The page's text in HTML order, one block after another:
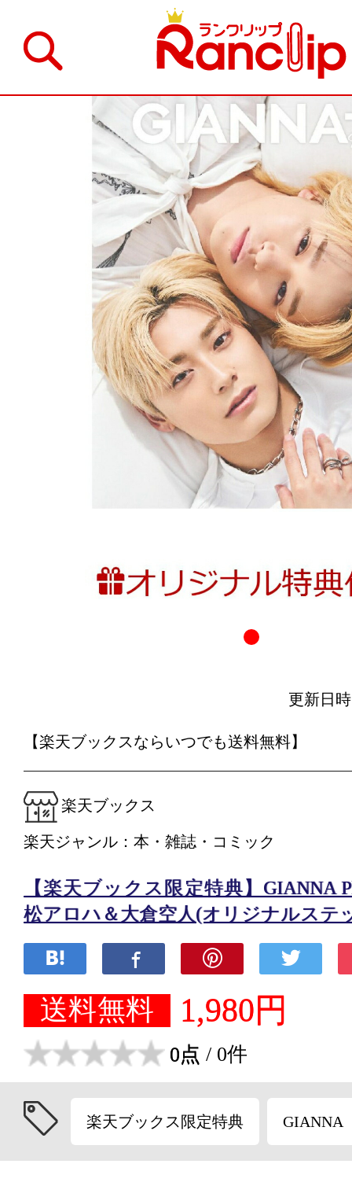
更新日
【楽天ブックスならいつでも送料無料】
楽天ブックス
楽天ジャンル：本・雑誌・コミック
【楽天ブックス限定特典】GIANNA
松アロハ＆大倉空人(オリジナルステ
送料無料 1,980円
0点 / 0件
楽天ブックス限定特典 GIANNA